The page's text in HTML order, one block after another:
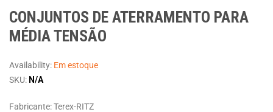
CONJUNTOS DE ATERRAMENTO PARA
MÉDIA TENSÃO
Availability: Em estoque
SKU: N/A
Fabricante: Terex-RITZ